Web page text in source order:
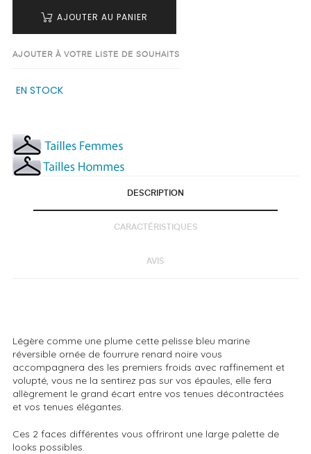
AJOUTER AU PANIER
AJOUTER À VOTRE LISTE DE SOUHAITS
EN STOCK
DESCRIPTION
CARACTÉRISTIQUES
AVIS
Légère comme une plume cette pelisse bleu marine
réversible ornée de fourrure renard noire vous
accompagnera des les premiers froids avec raffinement et
volupté, vous ne la sentirez pas sur vos épaules, elle fera
allègrement le grand écart entre vos tenues décontractées
et vos tenues élégantes.
Ces 2 faces différentes vous offriront une large palette de
looks possibles.